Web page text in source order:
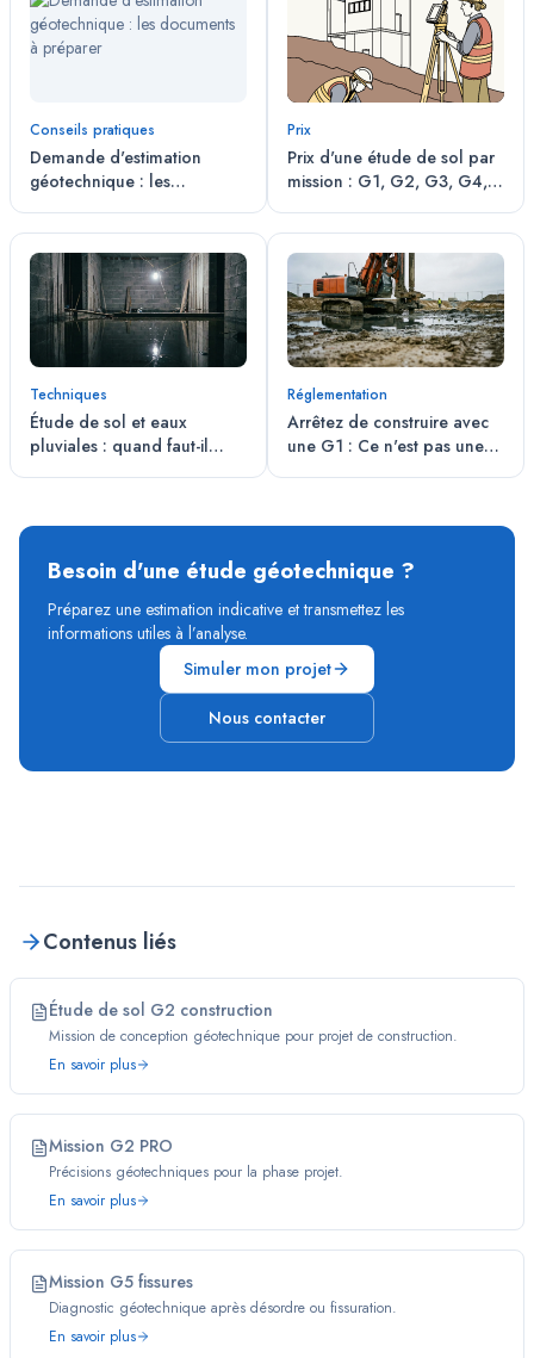
Conseils pratiques
Demande d'estimation
géotechnique : les
Prix
Prix d'une étude de sol par
mission : G1, G2, G3, G4,
Techniques
Étude de sol et eaux
pluviales : quand faut-il
Réglementation
Arrêtez de construire avec
une G1 : Ce n'est pas une
Besoin d'une étude géotechnique ?
Préparez une estimation indicative et transmettez les
informations utiles à l’analyse.
Simuler mon projet
Nous contacter
Contenus liés
Étude de sol G2 construction
Mission de conception géotechnique pour projet de construction.
En savoir plus
Mission G2 PRO
Précisions géotechniques pour la phase projet.
En savoir plus
Mission G5 fissures
Diagnostic géotechnique après désordre ou fissuration.
En savoir plus